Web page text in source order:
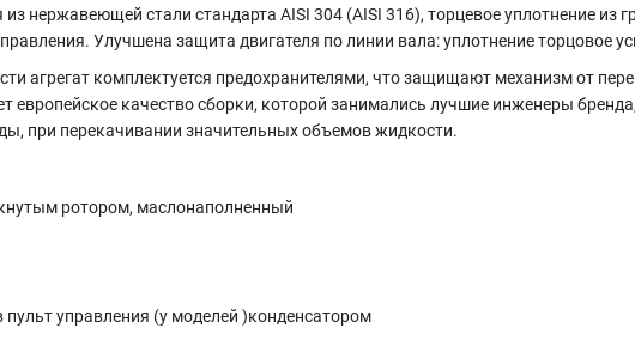
нержавеющей стали стандарта AISI 304 (AISI 316), торцевое уплотнение из
Улучшена защита двигателя по линии вала: уплотнение торцовое
агрегат комплектуется предохранителями, что защищают механизм от
европейское качество сборки, которой занимались лучшие инженеры
при перекачивании значительных объемов жидкости.
ротором, маслонаполненный
управления (у моделей )конденсатором